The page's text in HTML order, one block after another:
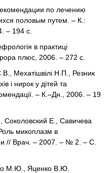
по лечению
половым путем. – К.:
– 194 с.
в практиці
плюс, 2006. – 272 с.
Мехатішвілі Н.П., Резник
і нирок у дітей та
– К.–Дн., 2006. – 19
Соколовский Е., Савичева
микоплазм в
// Врач. – 2007. – № 2. – С.
М.Ю., Яценко В.Ю.